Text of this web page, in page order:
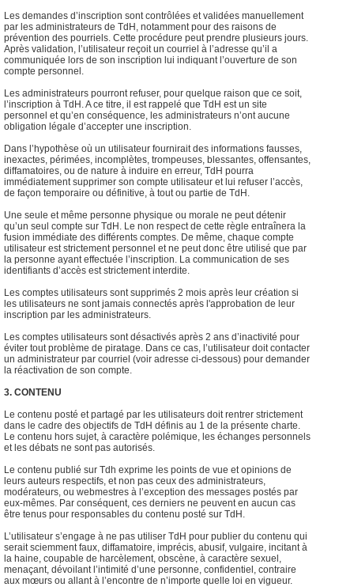
Les demandes d’inscription sont contrôlées et validées manuellement
par les administrateurs de TdH, notamment pour des raisons de
prévention des pourriels. Cette procédure peut prendre plusieurs jours.
Après validation, l’utilisateur reçoit un courriel à l’adresse qu’il a
communiquée lors de son inscription lui indiquant l’ouverture de son
compte personnel.
Les administrateurs pourront refuser, pour quelque raison que ce soit,
l’inscription à TdH. A ce titre, il est rappelé que TdH est un site
personnel et qu’en conséquence, les administrateurs n’ont aucune
obligation légale d’accepter une inscription.
Dans l’hypothèse où un utilisateur fournirait des informations fausses,
inexactes, périmées, incomplètes, trompeuses, blessantes, offensantes,
diffamatoires, ou de nature à induire en erreur, TdH pourra
immédiatement supprimer son compte utilisateur et lui refuser l’accès,
de façon temporaire ou définitive, à tout ou partie de TdH.
Une seule et même personne physique ou morale ne peut détenir
qu’un seul compte sur TdH. Le non respect de cette règle entraînera la
fusion immédiate des différents comptes. De même, chaque compte
utilisateur est strictement personnel et ne peut donc être utilisé que par
la personne ayant effectuée l’inscription. La communication de ses
identifiants d’accès est strictement interdite.
Les comptes utilisateurs sont supprimés 2 mois après leur création si
les utilisateurs ne sont jamais connectés après l'approbation de leur
inscription par les administrateurs.
Les comptes utilisateurs sont désactivés après 2 ans d’inactivité pour
éviter tout problème de piratage. Dans ce cas, l’utilisateur doit contacter
un administrateur par courriel (voir adresse ci-dessous) pour demander
la réactivation de son compte.
3. CONTENU
Le contenu posté et partagé par les utilisateurs doit rentrer strictement
dans le cadre des objectifs de TdH définis au 1 de la présente charte.
Le contenu hors sujet, à caractère polémique, les échanges personnels
et les débats ne sont pas autorisés.
Le contenu publié sur Tdh exprime les points de vue et opinions de
leurs auteurs respectifs, et non pas ceux des administrateurs,
modérateurs, ou webmestres à l’exception des messages postés par
eux-mêmes. Par conséquent, ces derniers ne peuvent en aucun cas
être tenus pour responsables du contenu posté sur TdH.
L’utilisateur s’engage à ne pas utiliser TdH pour publier du contenu qui
serait sciemment faux, diffamatoire, imprécis, abusif, vulgaire, incitant à
la haine, coupable de harcèlement, obscène, à caractère sexuel,
menaçant, dévoilant l’intimité d’une personne, confidentiel, contraire
aux mœurs ou allant à l’encontre de n’importe quelle loi en vigueur.